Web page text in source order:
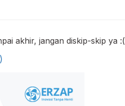
akhir, jangan diskip-skip ya :(